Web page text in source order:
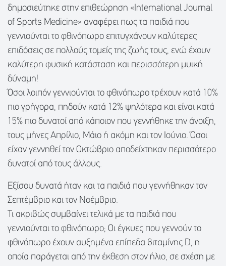
δημοσιεύτηκε στην επιθεώρηση «International Journal
of Sports Medicine» αναφέρει πως τα παιδιά που
γεννιούνται το φθινόπωρο επιτυγχάνουν καλύτερες
επιδόσεις σε πολλούς τομείς της ζωής τους, ενώ έχουν
καλύτερη φυσική κατάσταση και περισσότερη μυική
δύναμη!
Όσοι λοιπόν γεννιούνται το φθινόπωρο τρέχουν κατά 10%
πιο γρήγορα, πηδούν κατά 12% ψηλότερα και είναι κατά
15% πιο δυνατοί από κάποιον που γεννήθηκε την άνοιξη,
τους μήνες Απρίλιο, Μάιο ή ακόμη και τον Ιούνιο. Όσοι
είχαν γεννηθεί τον Οκτώβριο αποδείχτηκαν περισσότερο
δυνατοί από τους άλλους.
Εξίσου δυνατά ήταν και τα παιδιά που γεννήθηκαν τον
Σεπτέμβριο και τον Νοέμβριο.
Τι ακριβώς συμβαίνει τελικά με τα παιδιά που
γεννιούνται το φθινόπωρο; Οι έγκυες που γεννούν το
φθινόπωρο έχουν αυξημένα επίπεδα βιταμίνης D, η
οποία παράγεται από την έκθεση στον ήλιο, σε σχέση με